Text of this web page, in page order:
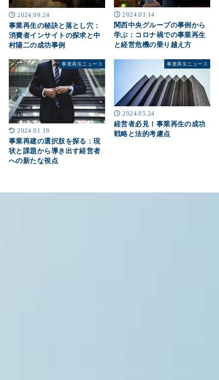
2024.09.24
事業再生の秘訣と落とし穴：
消費者インサイトの探求と中
村陽二の成功事例
2024.03.14
関西中央グループの事例から
学ぶ：コロナ禍での事業再生
と経営危機の乗り越え方
事業再生ニュース
2024.01.18
事業再建の選択肢を探る：現
状と課題から導き出す経営者
への新たな視点
事業再生ニュース
2024.05.24
経営者必見！事業再生の成功
戦略と法的考慮点